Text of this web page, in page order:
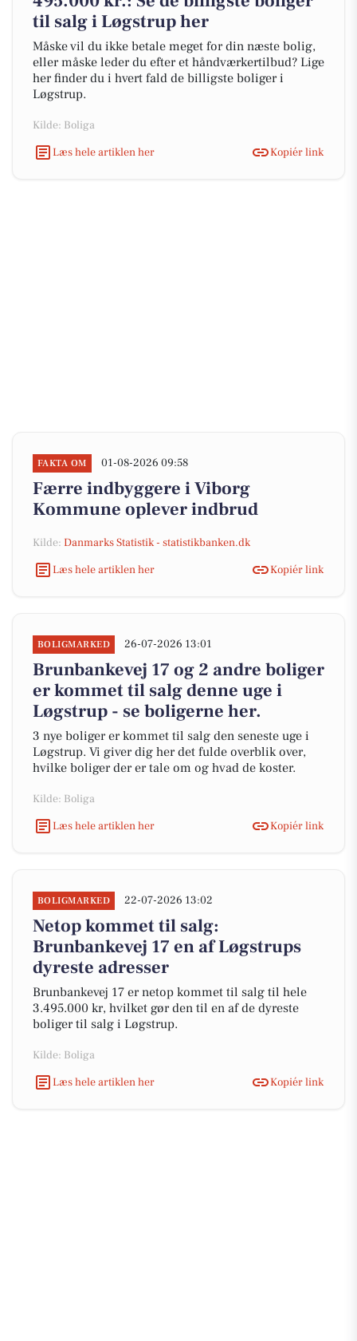
til salg i Løgstrup her
Måske vil du ikke betale meget for din næste bolig,
eller måske leder du efter et håndværkertilbud? Lige
her finder du i hvert fald de billigste boliger i
Løgstrup.
Kilde: Boliga
Læs hele artiklen her
Kopiér link
FAKTA OM 01-08-2026 09:58
Færre indbyggere i Viborg
Kommune oplever indbrud
Kilde: Danmarks Statistik - statistikbanken.dk
Læs hele artiklen her
Kopiér link
BOLIGMARKED 26-07-2026 13:01
Brunbankevej 17 og 2 andre boliger
er kommet til salg denne uge i
Løgstrup - se boligerne her.
3 nye boliger er kommet til salg den seneste uge i
Løgstrup. Vi giver dig her det fulde overblik over,
hvilke boliger der er tale om og hvad de koster.
Kilde: Boliga
Læs hele artiklen her
Kopiér link
BOLIGMARKED 22-07-2026 13:02
Netop kommet til salg:
Brunbankevej 17 en af Løgstrups
dyreste adresser
Brunbankevej 17 er netop kommet til salg til hele
3.495.000 kr, hvilket gør den til en af de dyreste
boliger til salg i Løgstrup.
Kilde: Boliga
Læs hele artiklen her
Kopiér link